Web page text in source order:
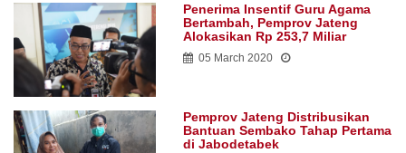
Penerima Insentif Guru Agama
Bertambah, Pemprov Jateng
Alokasikan Rp 253,7 Miliar
05 March 2020
Pemprov Jateng Distribusikan
Bantuan Sembako Tahap Pertama
di Jabodetabek